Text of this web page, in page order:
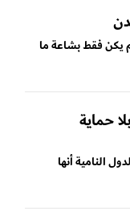
يكن فقط بشاعة ما
حماية
النامية أنها